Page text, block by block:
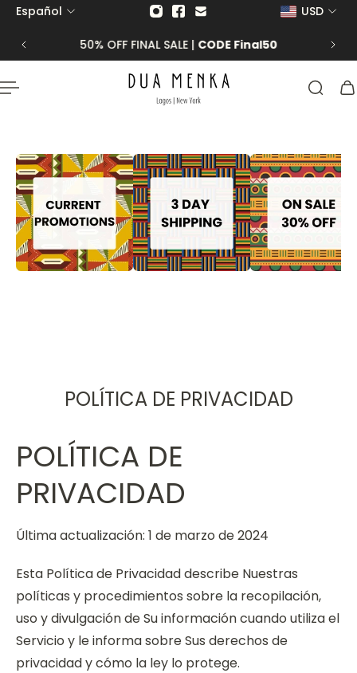
contenido
50% OFF FINAL SALE | CODE Final50
Español USD
POLÍTICA DE PRIVACIDAD
POLÍTICA DE
PRIVACIDAD
Última actualización: 1 de marzo de 2024
Esta Política de Privacidad describe Nuestras
políticas y procedimientos sobre la recopilación,
uso y divulgación de Su información cuando utiliza el
Servicio y le informa sobre Sus derechos de
privacidad y cómo la ley lo protege.